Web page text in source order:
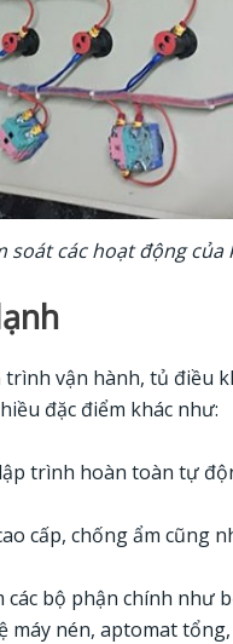
soát các hoạt động của
vận hành, tủ điều
đặc điểm khác như:
trình hoàn toàn tự
cấp, chống ẩm cũng
bộ phận chính như
máy nén, aptomat